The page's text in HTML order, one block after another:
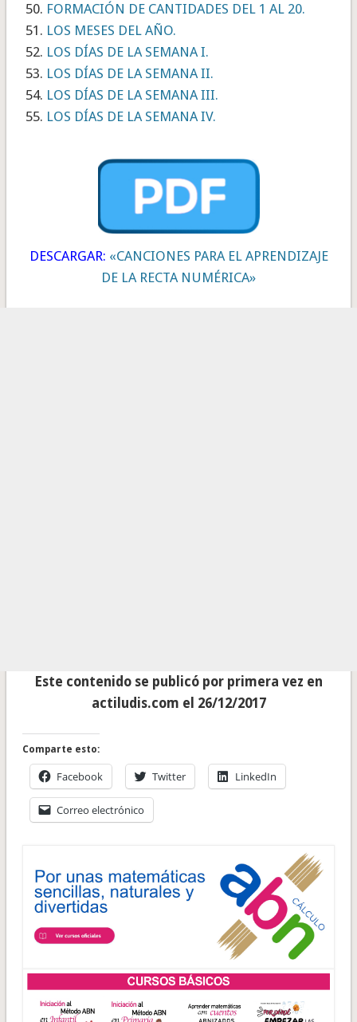
FORMACIÓN DE CANTIDADES DEL 1 AL 20.
LOS MESES DEL AÑO.
LOS DÍAS DE LA SEMANA I.
LOS DÍAS DE LA SEMANA II.
LOS DÍAS DE LA SEMANA III.
LOS DÍAS DE LA SEMANA IV.
DESCARGAR: «CANCIONES PARA EL APRENDIZAJE
DE LA RECTA NUMÉRICA»
Este contenido se publicó por primera vez en
actiludis.com el 26/12/2017
Comparte esto:
Facebook Twitter LinkedIn
Correo electrónico